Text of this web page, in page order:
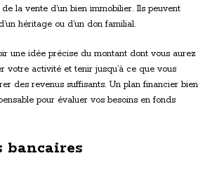
la vente d’un bien immobilier. Ils peuvent
héritage ou d’un don familial.
une idée précise du montant dont vous aurez
votre activité et tenir jusqu’à ce que vous
des revenus suffisants. Un plan financier bien
pour évaluer vos besoins en fonds
bancaires